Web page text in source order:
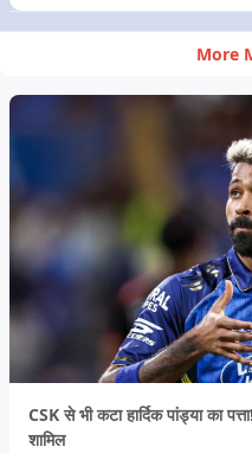
More
CSK से भी कटा हार्दिक पांड्या का
शामिल